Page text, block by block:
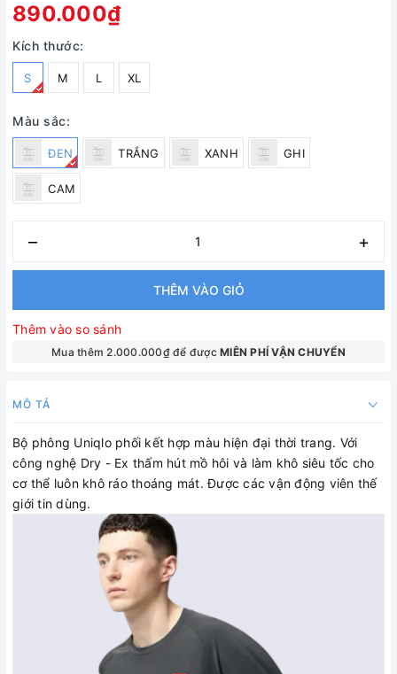
890.000₫
Kích thước:
S M L XL
Màu sắc:
ĐEN TRẮNG XANH GHI
CAM
– +
THÊM VÀO GIỎ
Thêm vào so sánh
Mua thêm 2.000.000₫ để đượcMIÊN PHÍ VẬN CHUYỂN
MÔ TẢ
Bộ phông Uniqlo phối kết hợp màu hiện đại thời trang. Với
công nghệ Dry - Ex thấm hút mồ hôi và làm khô siêu tốc cho
cơ thể luôn khô ráo thoáng mát. Được các vận động viên thế
giới tin dùng.